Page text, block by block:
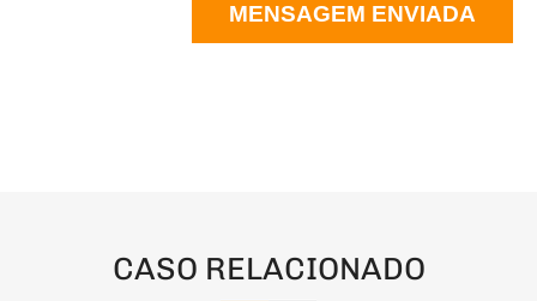
MENSAGEM ENVIADA
CASO RELACIONADO